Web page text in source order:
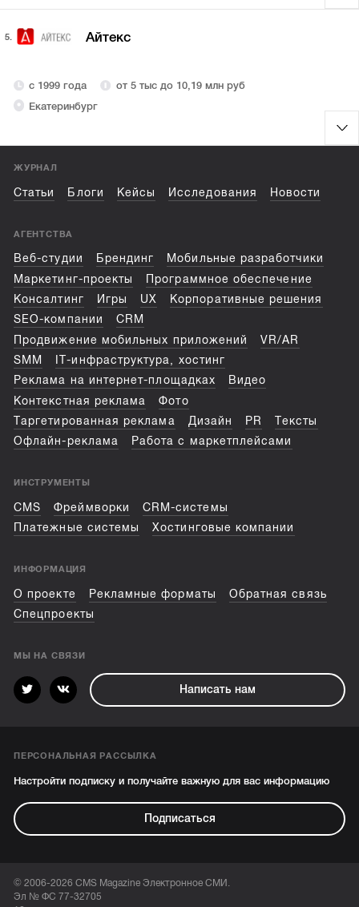
5. Айтекс
с 1999 года
от 5 тыс до 10,19 млн руб
Екатеринбург
ЖУРНАЛ
Статьи Блоги Кейсы Исследования Новости
АГЕНТСТВА
Веб-студии Брендинг
Мобильные разработчики
Маркетинг-проекты
Программное обеспечение
Консалтинг
Игры UX
Корпоративные решения
SEO-компании
CRM
Продвижение мобильных приложений
VR/AR
SMM
IT-инфраструктура, хостинг
Реклама на интернет-площадках
Видео
Контекстная реклама
Фото
Таргетированная реклама
Дизайн PR
Тексты
Офлайн-реклама
Работа с маркетплейсами
ИНСТРУМЕНТЫ
CMS Фреймворки
CRM-системы
Платежные системы
Хостинговые компании
ИНФОРМАЦИЯ
О проекте Рекламные форматы
Обратная связь
Спецпроекты
МЫ НА СВЯЗИ
Написать нам
ПЕРСОНАЛЬНАЯ РАССЫЛКА
Настройти подписку и получайте важную для вас информацию
Подписаться
© 2006-2026 CMS Magazine Электронное СМИ.
Эл № ФС 77-32705